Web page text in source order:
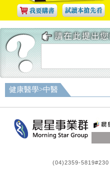
健康醫學>中醫
(04)2359-5819#230